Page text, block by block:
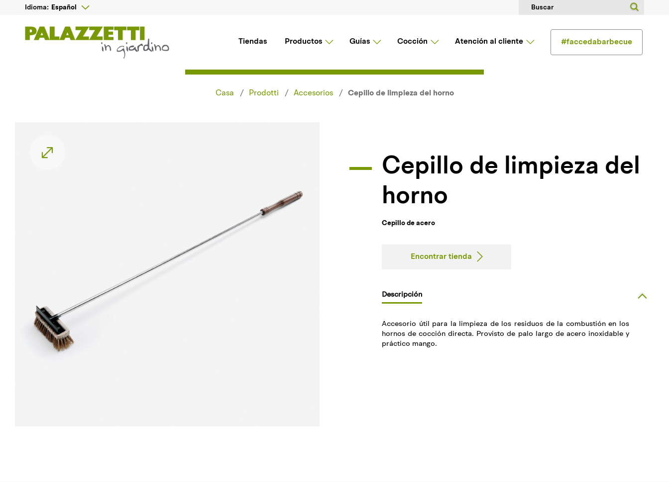
Idioma: Español 
Tiendas Productos Guías Cocción Atención al cliente #faccedabarbecue
Casa Prodotti Accesorios Cepillo de limpieza del horno
Cepillo de limpieza del
horno
Cepillo de acero
Encontrar tienda
Descripción
Accesorio útil para la limpieza de los residuos de la combustión en los
hornos de cocción directa. Provisto de palo largo de acero inoxidable y
práctico mango.